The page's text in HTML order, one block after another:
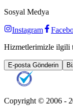
Sosyal Medya
Instagram
Hizmetlerimizle ilgili
E-posta Gönderin
Copyright © 2006 -